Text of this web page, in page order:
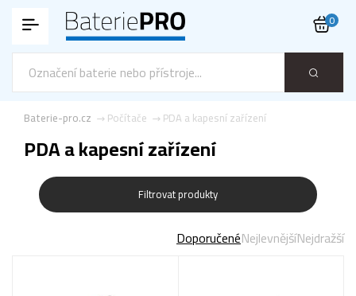
0
PDA a kapesní zařízení
Počítače
Baterie-pro.cz
PDA a kapesní zařízení
Filtrovat produkty
DoporučenéNejlevnějšíNejdražší